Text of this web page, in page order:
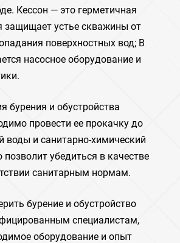
Кессон — это герметичная
защищает устье скважины от
поверхностных вод; В
насосное оборудование и
бурения и обустройства
провести ее прокачку до
воды и санитарно-химический
убедиться в качестве
санитарным нормам.
бурение и обустройство
специалистам,
оборудование и опыт